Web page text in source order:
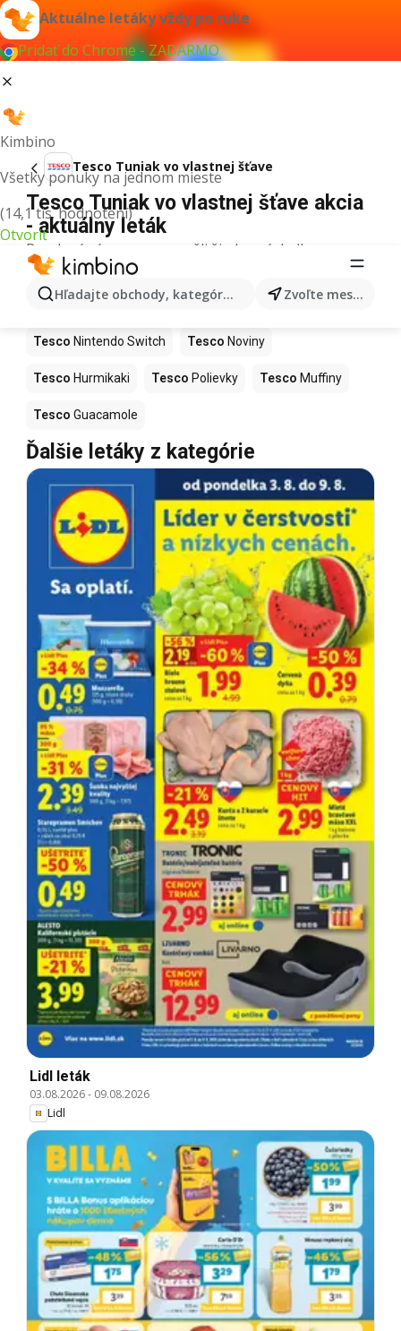
Aktuálne letáky vždy po ruke
Pridať do Chrome - ZADARMO
Kimbino
Všetky ponuky na jednom mieste
(14,1 tis. hodnotení)
Otvoriť
Hľadajte obchody, kategórie, produkty... Zvoľte mesto
Tesco Tuniak vo vlastnej šťave
Tesco Tuniak vo vlastnej šťave akcia
- aktuálny leták
Pre daný výraz sme nenašli žiadne výsledky.
Ďalšie produkty v obchodoch Tesco
Tesco Kapor Tesco Ashwagandha
Tesco Nintendo Switch Tesco Noviny
Tesco Hurmikaki Tesco Polievky Tesco Muffiny
Tesco Guacamole
Ďalšie letáky z kategórie
Lidl leták
03.08.2026- 09.08.2026
Lidl